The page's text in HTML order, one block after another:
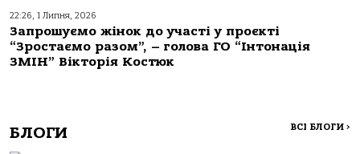
22:26, 1 Липня, 2026
Запрошуємо жінок до участі у проєкті
“Зростаємо разом”, – голова ГО “Інтонація
ЗМІН” Вікторія Костюк
БЛОГИ ВСІ БЛОГИ >